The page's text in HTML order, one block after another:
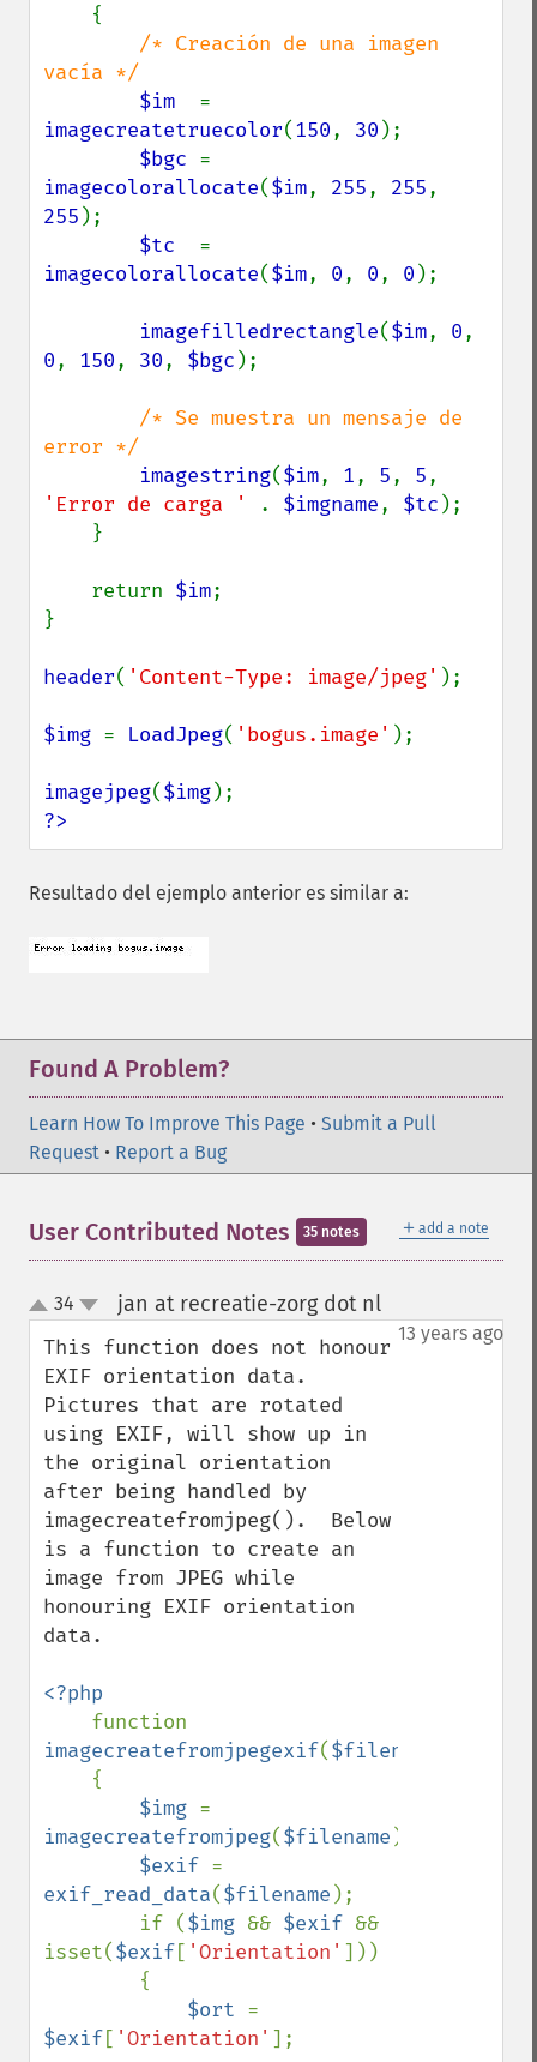
/* Creación de una imagen
vacía */
$im
imagecreatetruecolor(150, 30 );
$bgc
imagecolorallocate($im, 255, 255
255 );
$tc
imagecolorallocate($im, 0, 0, 0 );
imagefilledrectangle($im, 0
0, 150, 30, $bgc );
/* Se muestra un mensaje de
error */
imagestring($im, 1, 5, 5
'Error de carga '
. $imgname, $tc );
    return
$im;
}
header( 'Content-Type: image/jpeg' );
$img = LoadJpeg( 'bogus.image' );
imagejpeg($img
?>
Resultado del ejemplo anterior es similar a:
Found A Problem?
Learn How To Improve This Page • Submit a Pull
Request • Report a Bug
＋ add a note
User Contributed Notes 35 notes
up
down
34 jan at recreatie-zorg dot nl¶
13 years ago
This function does not honour
EXIF orientation data.
Pictures that are rotated
using EXIF, will show up in
the original orientation
after being handled by
imagecreatefromjpeg().  Below
is a function to create an
image from JPEG while
honouring EXIF orientation
data.
<?php
imagecreatefromjpegexif($filename
$img
imagecreatefromjpeg($filename );
$exif
exif_read_data($filename );
        if (
$img && $exif &&
isset($exif[ 'Orientation' ]))
$ort
$exif[ 'Orientation' ];